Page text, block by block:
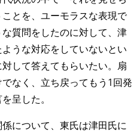
とを、ユーモラスな表現で
質問をしたのに対して、津
うな対応をしていないとい
して答えてもらいたい。扇
なく、立ち戻ってもう1回発
呈した。
について、東氏は津田氏に